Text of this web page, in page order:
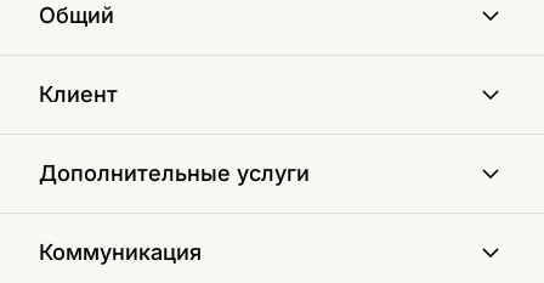
Общий
Клиент
Дополнительные услуги
Коммуникация